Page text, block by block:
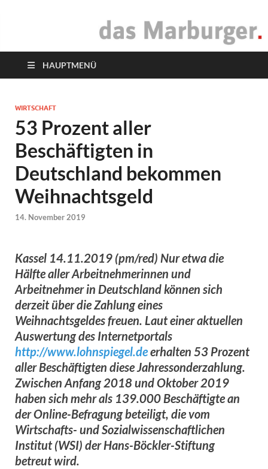
das Marburger.
HAUPTMENÜ
WIRTSCHAFT
53 Prozent aller
Beschäftigten in
Deutschland bekommen
Weihnachtsgeld
14. November 2019
Kassel 14.11.2019 (pm/red) Nur etwa die
Hälfte aller Arbeitnehmerinnen und
Arbeitnehmer in Deutschland können sich
derzeit über die Zahlung eines
Weihnachtsgeldes freuen. Laut einer aktuellen
Auswertung des Internetportals
http://www.lohnspiegel.deerhalten 53 Prozent
aller Beschäftigten diese Jahressonderzahlung.
Zwischen Anfang 2018 und Oktober 2019
haben sich mehr als 139.000 Beschäftigte an
der Online-Befragung beteiligt, die vom
Wirtschafts- und Sozialwissenschaftlichen
Institut (WSI) der Hans-Böckler-Stiftung
betreut wird.